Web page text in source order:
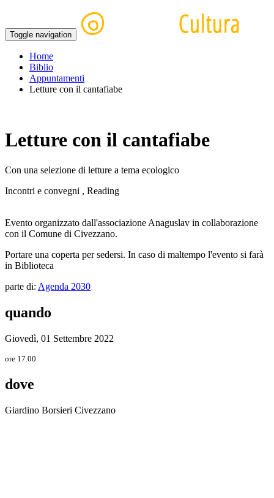
Toggle navigation
Home
Biblio
Appuntamenti
Letture con il cantafiabe
Letture con il cantafiabe
Con una selezione di letture a tema ecologico
Incontri e convegni , Reading
Evento organizzato dall'associazione Anaguslav in collaborazione
con il Comune di Civezzano.
Portare una coperta per sedersi. In caso di maltempo l'evento si farà
in Biblioteca
parte di: Agenda 2030
quando
Giovedì, 01 Settembre 2022
ore 17.00
dove
Giardino Borsieri Civezzano